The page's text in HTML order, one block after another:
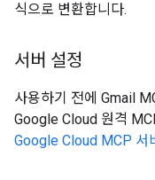
식으로 변환합니다.
서버 설정
사용하기 전에 Gmail
Google Cloud 원격
Google Cloud MCP 서